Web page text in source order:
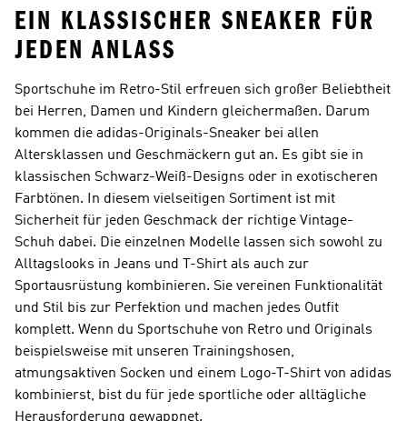
EIN KLASSISCHER SNEAKER FÜR
JEDEN ANLASS
Sportschuhe im Retro-Stil erfreuen sich großer Beliebtheit
bei Herren, Damen und Kindern gleichermaßen. Darum
kommen die adidas-Originals-Sneaker bei allen
Altersklassen und Geschmäckern gut an. Es gibt sie in
klassischen Schwarz-Weiß-Designs oder in exotischeren
Farbtönen. In diesem vielseitigen Sortiment ist mit
Sicherheit für jeden Geschmack der richtige Vintage-
Schuh dabei. Die einzelnen Modelle lassen sich sowohl zu
Alltagslooks in Jeans und T-Shirt als auch zur
Sportausrüstung kombinieren. Sie vereinen Funktionalität
und Stil bis zur Perfektion und machen jedes Outfit
komplett. Wenn du Sportschuhe von Retro und Originals
beispielsweise mit unseren Trainingshosen,
atmungsaktiven Socken und einem Logo-T-Shirt von adidas
kombinierst, bist du für jede sportliche oder alltägliche
Herausforderung gewappnet.